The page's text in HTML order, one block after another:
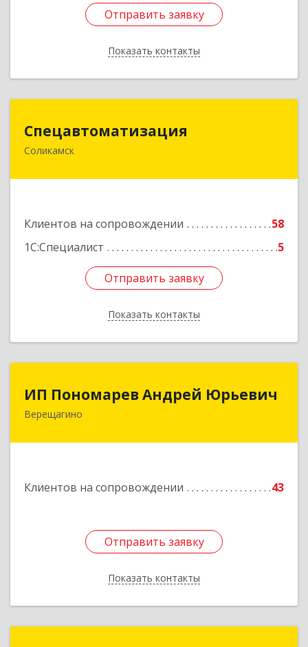
Отправить заявку
Показать контакты
Отправить заявку
Назад
Спецавтоматизация
Соликамск
Клиентов на сопровождении
58
1С:Специалист
5
Отправить заявку
Показать контакты
Отправить заявку
Назад
ИП Пономарев Андрей Юрьевич
Верещагино
Клиентов на сопровождении 43
Отправить заявку
Показать контакты
ИП Пономарев Андрей Юрьевич
617120, Пермский край, Верещагинский р-н,
Отправить заявку
Назад